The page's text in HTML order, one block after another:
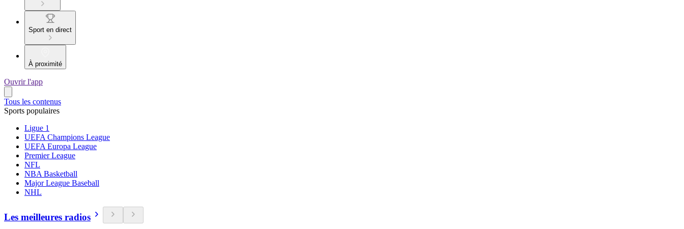
Sport en direct
À proximité
Ouvrir l'app
Tous les contenus
Sports populaires
Ligue 1
UEFA Champions League
UEFA Europa League
Premier League
NFL
NBA Basketball
Major League Baseball
NHL
Les meilleures radios